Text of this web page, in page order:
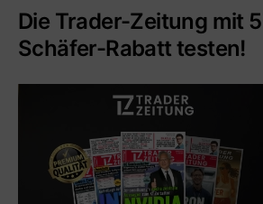
Die Trader-Zeitung mit
Schäfer-Rabatt testen!